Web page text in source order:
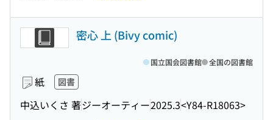
密心 上 (Bivy comic)
紙 図書
中込いくさ 著ジーオーティー2025.3<Y84-R18063>
国立国会図書館 全国の図書館